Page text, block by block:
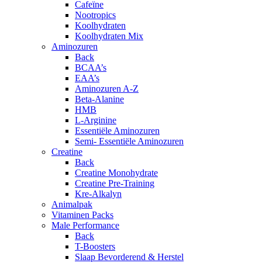
Cafeïne
Nootropics
Koolhydraten
Koolhydraten Mix
Aminozuren
Back
BCAA’s
EAA’s
Aminozuren A-Z
Beta-Alanine
HMB
L-Arginine
Essentiële Aminozuren
Semi- Essentiële Aminozuren
Creatine
Back
Creatine Monohydrate
Creatine Pre-Training
Kre-Alkalyn
Animalpak
Vitaminen Packs
Male Performance
Back
T-Boosters
Slaap Bevorderend & Herstel